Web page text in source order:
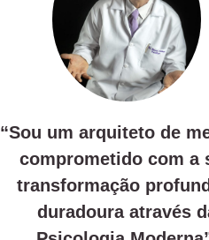
“Sou um arquiteto de
comprometido com a
transformação
duradoura através